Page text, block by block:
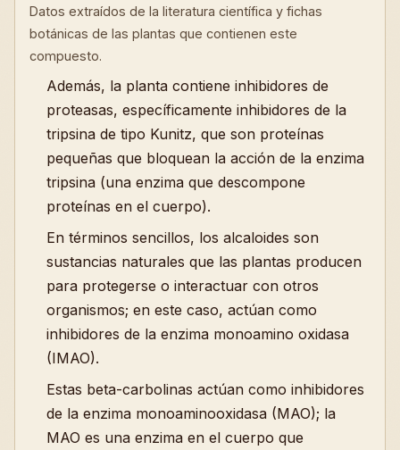
Datos extraídos de la literatura científica y fichas
botánicas de las plantas que contienen este
compuesto.
Además, la planta contiene inhibidores de
proteasas, específicamente inhibidores de la
tripsina de tipo Kunitz, que son proteínas
pequeñas que bloquean la acción de la enzima
tripsina (una enzima que descompone
proteínas en el cuerpo).
En términos sencillos, los alcaloides son
sustancias naturales que las plantas producen
para protegerse o interactuar con otros
organismos; en este caso, actúan como
inhibidores de la enzima monoamino oxidasa
(IMAO).
Estas beta-carbolinas actúan como inhibidores
de la enzima monoaminooxidasa (MAO); la
MAO es una enzima en el cuerpo que